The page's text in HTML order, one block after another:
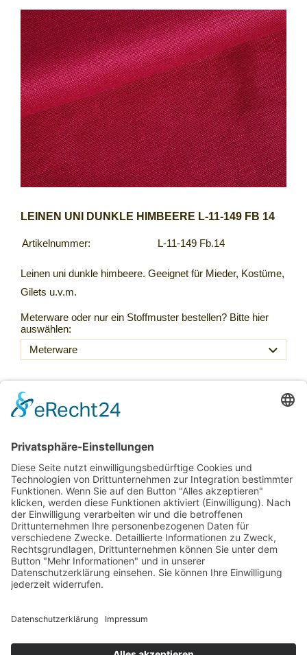
LEINEN UNI DUNKLE HIMBEERE L-11-149 FB 14
Artikelnummer: L-11-149 Fb.14
Leinen uni dunkle himbeere. Geeignet für Mieder, Kostüme,
Gilets u.v.m.
Meterware oder nur ein Stoffmuster bestellen? Bitte hier
auswählen:
69,00 €
Inkl. 20 % USt. zzgl. Versand
Sofort ab Lager
Laufmeter *(69,00 € / lfm):
In den Warenkorb
Für später merken